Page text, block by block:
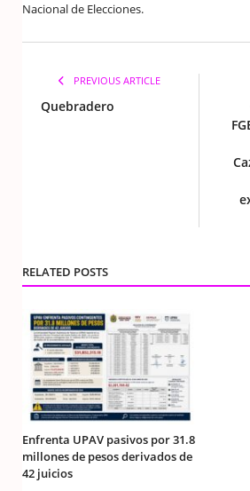
Nacional de Elecciones.
PREVIOUS ARTICLE
Quebradero
RELATED POSTS
Enfrenta UPAV pasivos por 31.8
millones de pesos derivados de
42 juicios